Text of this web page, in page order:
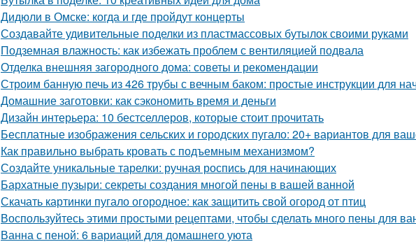
Дидюли в Омске: когда и где пройдут концерты
Создавайте удивительные поделки из пластмассовых бутылок своими руками
Подземная влажность: как избежать проблем с вентиляцией подвала
Отделка внешняя загородного дома: советы и рекомендации
Строим банную печь из 426 трубы с вечным баком: простые инструкции для
Домашние заготовки: как сэкономить время и деньги
Дизайн интерьера: 10 бестселлеров, которые стоит прочитать
Бесплатные изображения сельских и городских пугало: 20+ вариантов для
Как правильно выбрать кровать с подъемным механизмом?
Создайте уникальные тарелки: ручная роспись для начинающих
Бархатные пузыри: секреты создания многой пены в вашей ванной
Скачать картинки пугало огородное: как защитить свой огород от птиц
Воспользуйтесь этими простыми рецептами, чтобы сделать много пены для
Ванна с пеной: 6 вариаций для домашнего уюта